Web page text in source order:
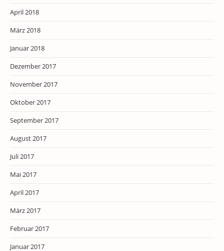
April 2018
März 2018
Januar 2018
Dezember 2017
November 2017
Oktober 2017
September 2017
August 2017
Juli 2017
Mai 2017
April 2017
März 2017
Februar 2017
Januar 2017